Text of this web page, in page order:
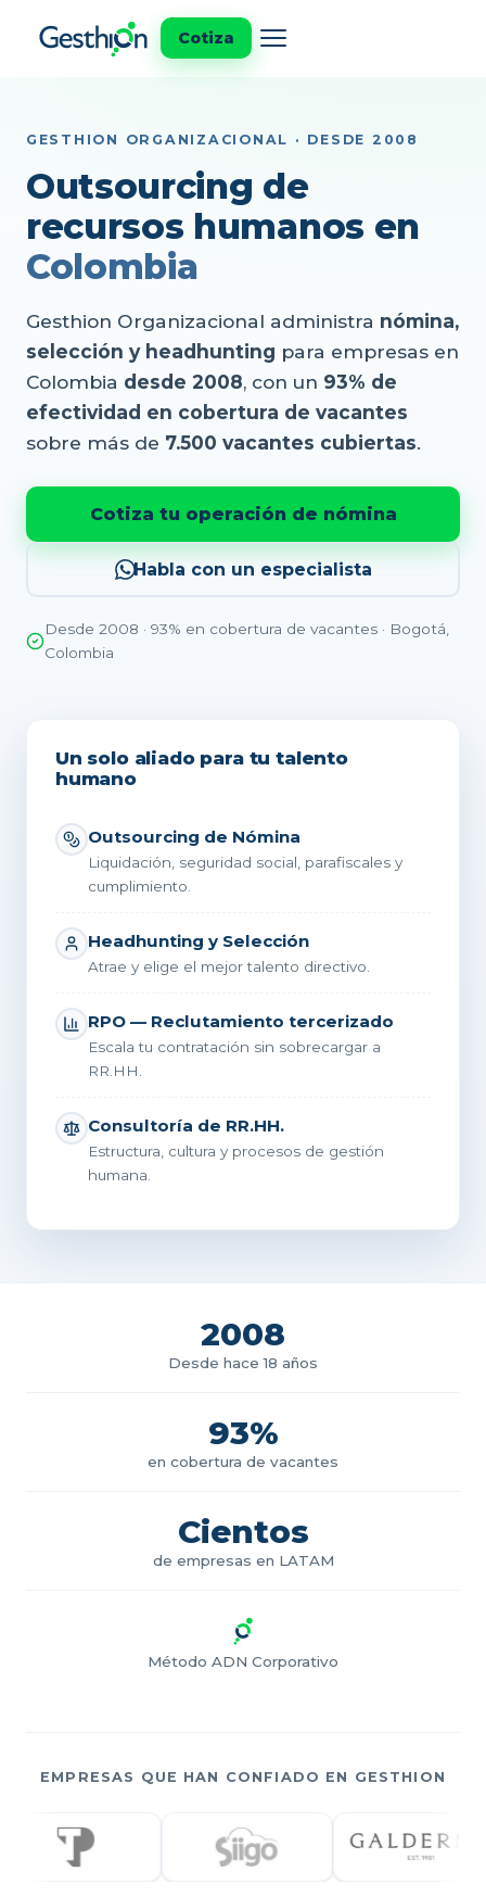
Cotiza
GESTHION ORGANIZACIONAL · DESDE 2008
Outsourcing de
recursos humanos en
Colombia
Gesthion Organizacional administra nómina,
selección y headhunting para empresas en
Colombia desde 2008, con un 93% de
efectividad en cobertura de vacantes
sobre más de 7.500 vacantes cubiertas.
Cotiza tu operación de nómina
Habla con un especialista
Desde 2008 · 93% en cobertura de vacantes · Bogotá,
Colombia
Un solo aliado para tu talento
humano
Outsourcing de Nómina
Liquidación, seguridad social, parafiscales y
cumplimiento.
Headhunting y Selección
Atrae y elige el mejor talento directivo.
RPO — Reclutamiento tercerizado
Escala tu contratación sin sobrecargar a
RR.HH.
Consultoría de RR.HH.
Estructura, cultura y procesos de gestión
humana.
2008
Desde hace 18 años
93%
en cobertura de vacantes
Cientos
de empresas en LATAM
Método ADN Corporativo
EMPRESAS QUE HAN CONFIADO EN GESTHION